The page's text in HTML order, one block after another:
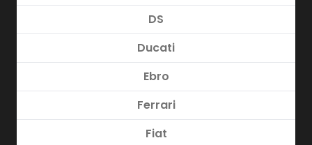
DS
Ducati
Ebro
Ferrari
Fiat